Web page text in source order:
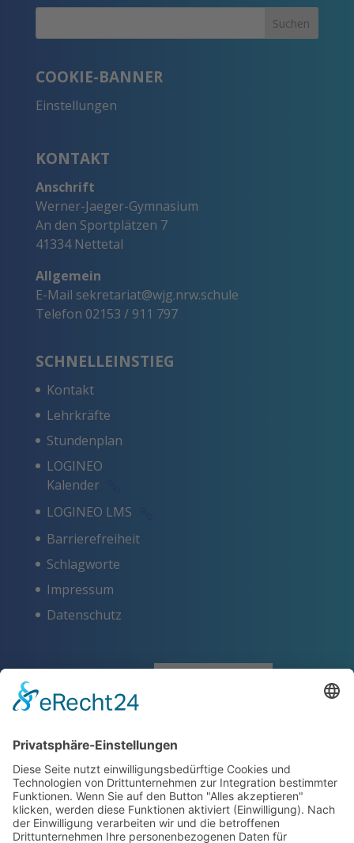
COOKIE-BANNER
Einstellungen
KONTAKT
Anschrift
Werner-Jaeger-Gymnasium
An den Sportplätzen 7
41334 Nettetal
Allgemein
E-Mail sekretariat@wjg.nrw.schule
Telefon 02153 / 911 797
SCHNELLEINSTIEG
Kontakt
Lehrkräfte
Stundenplan
LOGINEO
Kalender
LOGINEO LMS
Barrierefreiheit
Schlagworte
Impressum
Datenschutz
ZERTIFIKATE